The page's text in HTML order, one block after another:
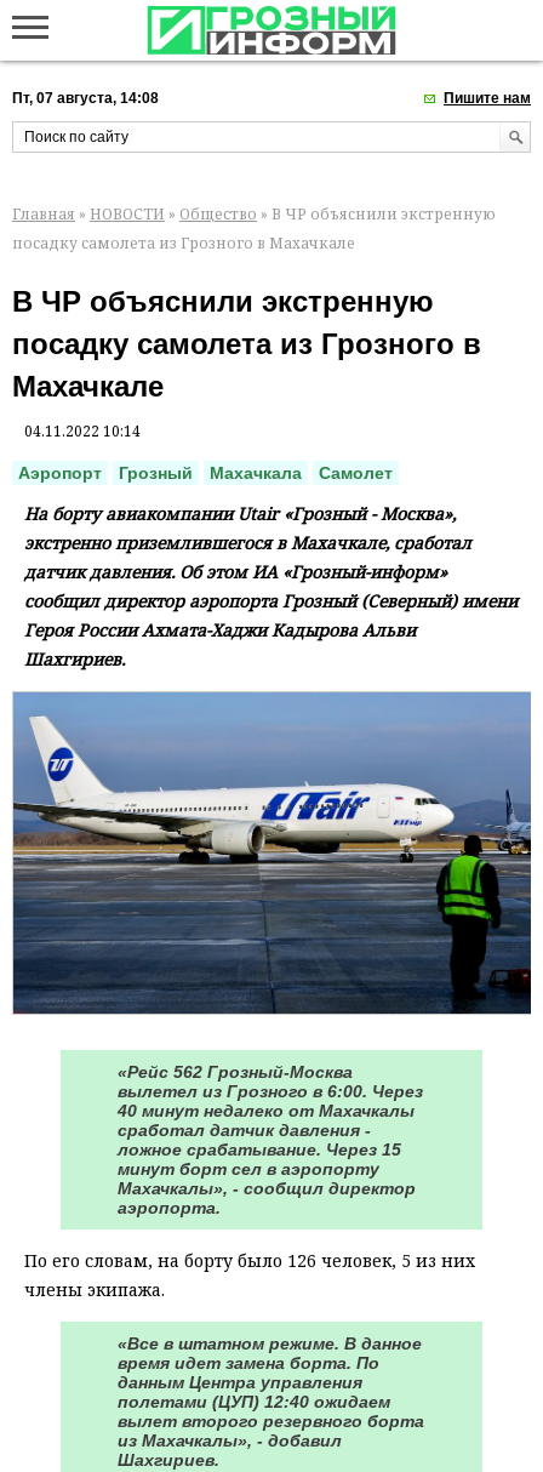
Пт, 07 августа, 14:08 Пишите нам
Главная » НОВОСТИ » Общество » В ЧР объяснили экстренную
посадку самолета из Грозного в Махачкале
В ЧР объяснили экстренную
посадку самолета из Грозного в
Махачкале
04.11.2022 10:14
Аэропорт Грозный Махачкала Самолет
На борту авиакомпании Utair «Грозный - Москва»,
экстренно приземлившегося в Махачкале, сработал
датчик давления. Об этом ИА «Грозный-информ»
сообщил директор аэропорта Грозный (Северный) имени
Героя России Ахмата-Хаджи Кадырова Альви
Шахгириев.
«Рейс 562 Грозный-Москва
вылетел из Грозного в 6:00. Через
40 минут недалеко от Махачкалы
сработал датчик давления -
ложное срабатывание. Через 15
минут борт сел в аэропорту
Махачкалы», - сообщил директор
аэропорта.
По его словам, на борту было 126 человек, 5 из них
члены экипажа.
«Все в штатном режиме. В данное
время идет замена борта. По
данным Центра управления
полетами (ЦУП) 12:40 ожидаем
вылет второго резервного борта
из Махачкалы», - добавил
Шахгириев.